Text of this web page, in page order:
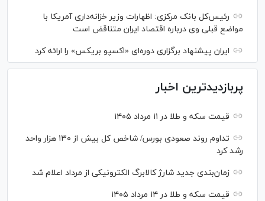
رئیس‌کل بانک مرکزی: اظهارات وزیر خزانه‌داری آمریکا با
مواضع قبلی وی درباره اقتصاد ایران متناقض است
ایران پیشنهاد برگزاری دوره‌ای «اکسپو بریکس» را ارائه کرد
پربازدیدترین اخبار
قیمت سکه و طلا در ۱۱ مرداد ۱۴۰۵
تداوم روند صعودی بورس/ شاخص کل بیش از ۱۳۰ هزار واحد
رشد کرد
زمان‌بندی جدید شارژ کالابرگ الکترونیکی از مرداد اعلام شد
قیمت سکه و طلا در ۱۴ مرداد ۱۴۰۵